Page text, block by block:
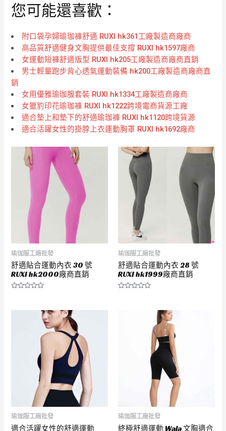
您可能還喜歡：
附口袋孕婦瑜珈褲舒適 RUXI hk361工廠製造商廠商
高品質舒適健身文胸提供最佳支撐 RUXI hk1597廠商
女運動短褲舒適版型 RUXI hk205工廠製造商廠商直銷
男士輕量跑步背心透氣運動裝備 hk200工廠製造商廠商直
銷
女用優雅瑜珈服套裝 RUXI hk1334工廠製造商廠商
女獵豹印花瑜珈褲 RUXI hk1222跨境電商貨源工廠
適合墊上和墊下的舒適瑜珈褲 RUXI hk1120跨境貨源
適合活躍女性的掛脖上衣運動胸罩 RUXI hk1692廠商
瑜珈服工廠批發
舒適貼合運動內衣 30 號
RUXI hk2000廠商直銷
瑜珈服工廠批發
舒適貼合運動內衣 28 號
RUXI hk1999廠商直銷
瑜珈服工廠批發
適合活躍女性的舒適運動
瑜珈服工廠批發
終極舒適運動 Wala 文胸適合